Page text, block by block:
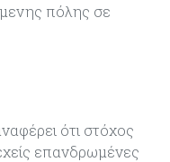
πόλης σε
ότι στόχος
επανδρωμένες